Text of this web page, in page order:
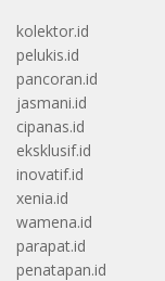
kolektor.id
pelukis.id
pancoran.id
jasmani.id
cipanas.id
eksklusif.id
inovatif.id
xenia.id
wamena.id
parapat.id
penatapan.id